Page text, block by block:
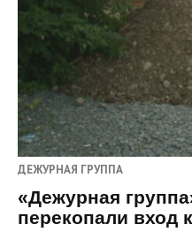
ДЕЖУРНАЯ ГРУППА
«Дежурная
перекопали вход